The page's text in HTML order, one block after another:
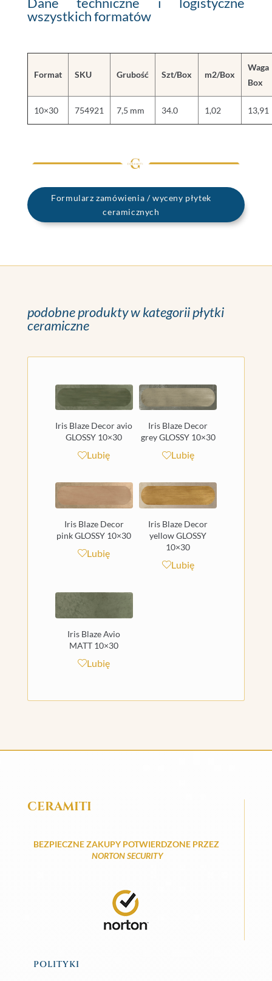
wszystkich formatów
Format SKU Grubość Szt/Box m2/Box
Waga
Box
10×30 754921 7,5 mm 34.0 1,02 13,91
Formularz zamówienia / wyceny płytek
ceramicznych
podobne produkty w kategorii płytki
ceramiczne
Iris Blaze Decor avio
GLOSSY 10×30
Lubię
Iris Blaze Decor
grey GLOSSY 10×30
Lubię
Iris Blaze Decor
pink GLOSSY 10×30
Lubię
Iris Blaze Decor
yellow GLOSSY
10×30
Lubię
Iris Blaze Avio
MATT 10×30
Lubię
CERAMITI
BEZPIECZNE ZAKUPY POTWIERDZONE PRZEZ
NORTON SECURITY
POLITYKI